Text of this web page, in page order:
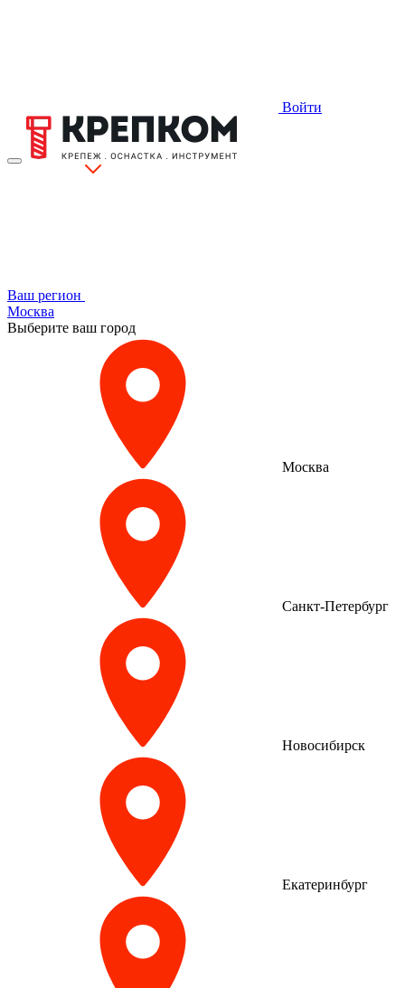
Войти
Ваш регион
Москва
Выберите ваш город
Москва
Санкт-Петербург
Новосибирск
Екатеринбург